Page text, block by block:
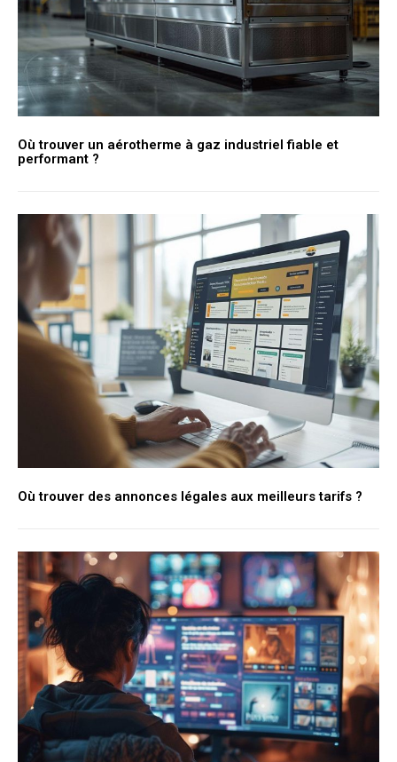
Où trouver un aérotherme à gaz industriel fiable et
performant ?
Où trouver des annonces légales aux meilleurs tarifs ?